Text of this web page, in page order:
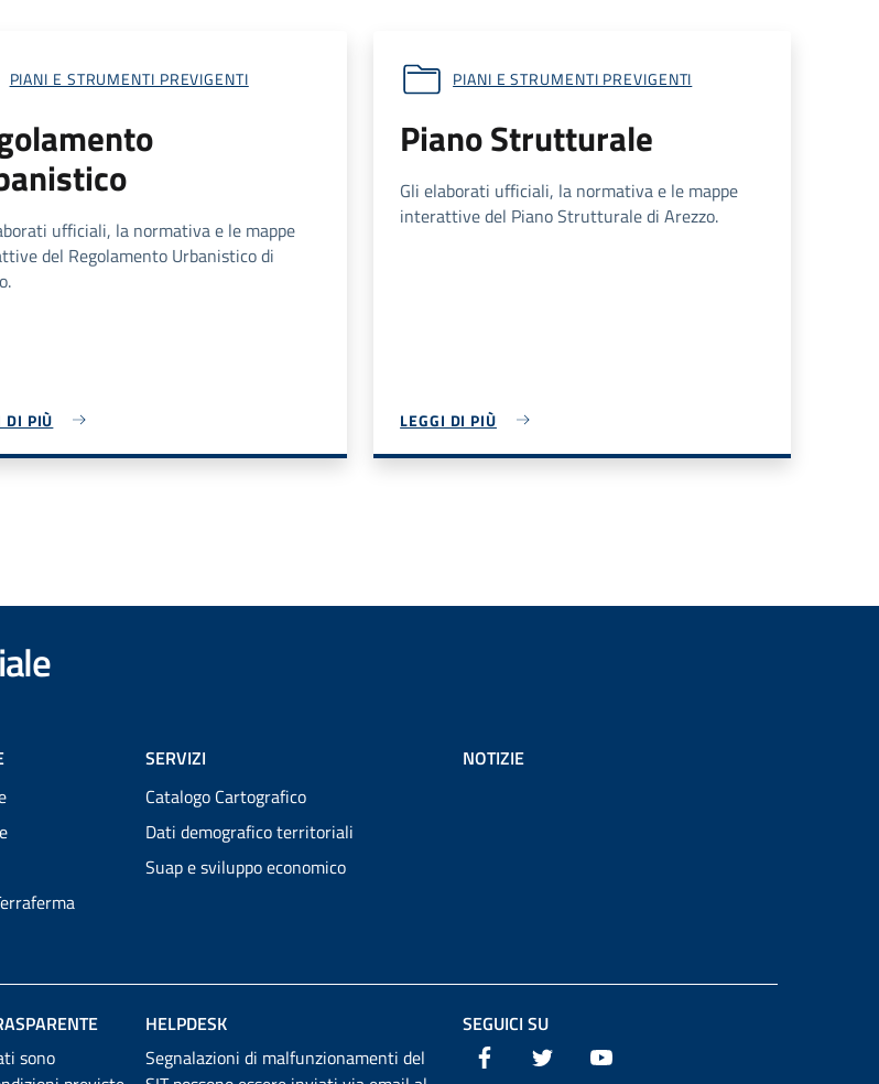
PIANI E STRUMENTI PREVIGENTI
ufficiali, la normativa e le mappe
del Regolamento Urbanistico di
DI PIÙ
PIANI E STRUMENTI PREVIGENTI
Piano Strutturale
Gli elaborati ufficiali, la normativa e le mappe
interattive del Piano Strutturale di Arezzo.
LEGGI DI PIÙ
SERVIZI
Catalogo Cartografico
Dati demografico territoriali
Suap e sviluppo economico
NOTIZIE
sono
HELPDESK
Segnalazioni di malfunzionamenti del
SEGUICI SU
Facebook Twitter